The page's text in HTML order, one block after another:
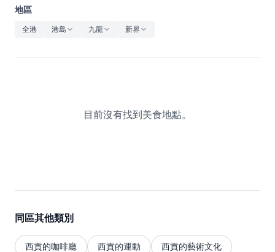
音樂
地區
全港 港島 九龍 新界
目前沒有找到美食地點。
同區其他類別
西貢的咖啡廳 西貢的運動
西貢的藝術文化